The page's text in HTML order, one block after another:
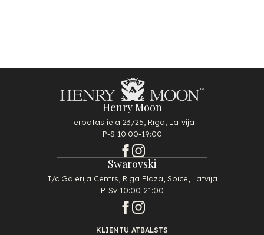
Henry Moon
Tērbatas iela 23/25, Rīga, Latvija
P-S 10:00-19:00
Swarovski
T/c Galerija Centrs, Riga Plaza, Spice, Latvija
P-Sv 10:00-21:00
KLIENTU ATBALSTS